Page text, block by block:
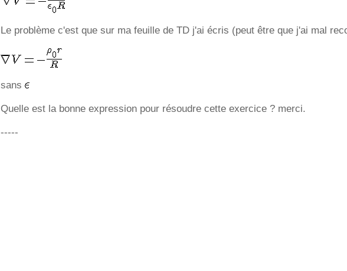
Le problème c'est que sur ma feuille de TD j'ai écris (peut être que j'ai mal
sans
Quelle est la bonne expression pour résoudre cette exercice ? merci.
-----